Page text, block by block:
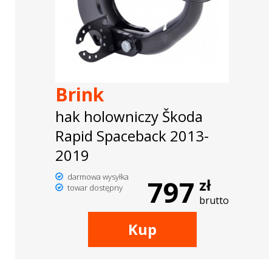
Brink
hak holowniczy Škoda
Rapid Spaceback 2013-
2019
darmowa wysyłka
towar dostępny
797 zł
brutto
Kup